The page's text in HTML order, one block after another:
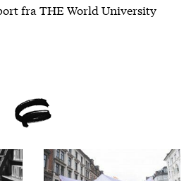
fra THE World University